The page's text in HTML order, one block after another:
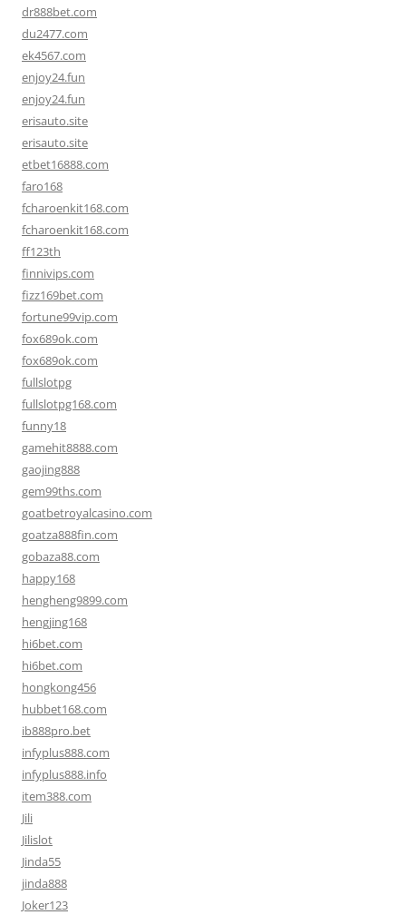
dr888bet.com
du2477.com
ek4567.com
enjoy24.fun
enjoy24.fun
erisauto.site
erisauto.site
etbet16888.com
faro168
fcharoenkit168.com
fcharoenkit168.com
ff123th
finnivips.com
fizz169bet.com
fortune99vip.com
fox689ok.com
fox689ok.com
fullslotpg
fullslotpg168.com
funny18
gamehit8888.com
gaojing888
gem99ths.com
goatbetroyalcasino.com
goatza888fin.com
gobaza88.com
happy168
hengheng9899.com
hengjing168
hi6bet.com
hi6bet.com
hongkong456
hubbet168.com
ib888pro.bet
infyplus888.com
infyplus888.info
item388.com
Jili
Jilislot
Jinda55
jinda888
Joker123